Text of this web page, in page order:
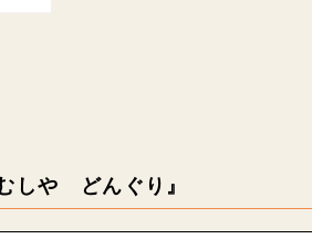
しや どんぐり』